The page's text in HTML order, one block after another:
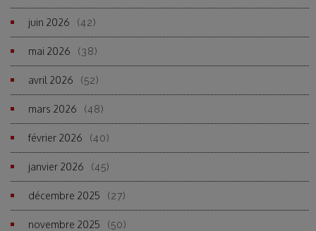
juin 2026 (42)
mai 2026 (38)
avril 2026 (52)
mars 2026 (48)
février 2026 (40)
janvier 2026 (45)
décembre 2025 (27)
novembre 2025 (50)